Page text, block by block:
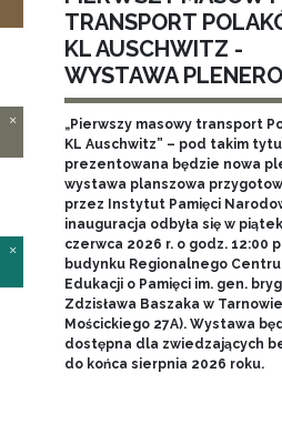
TRANSPORT
KL AUSCHWITZ -
WYSTAWA
„Pierwszy masowy transport
KL Auschwitz” – pod takim
prezentowana będzie nowa
wystawa planszowa
przez Instytut Pamięci
inauguracja odbyła się w
czerwca 2026 r. o godz. 12:00
budynku Regionalnego
Edukacji o Pamięci im. gen.
Zdzisława Baszaka w
Mościckiego 27A). Wystawa
dostępna dla zwiedzających
do końca sierpnia 2026 roku.